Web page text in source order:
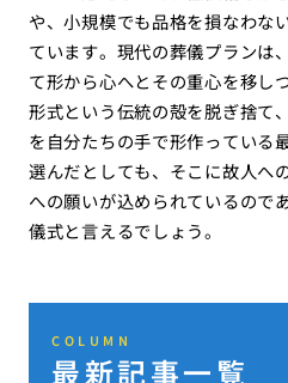
や、小規模でも品格を損なわな
ています。現代の葬儀プランは
て形から心へとその重心を移し
形式という伝統の殻を脱ぎ捨て
を自分たちの手で形作っている
選んだとしても、そこに故人へ
への願いが込められているので
儀式と言えるでしょう。
COLUMN
最新記事一覧